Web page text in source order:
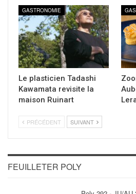
GASTRONOMIE
Le plasticien Tadashi
Kawamata revisite la
maison Ruinart
PRÉCÉDENT SUIVANT
FEUILLETER POLY